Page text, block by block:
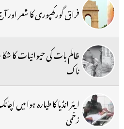
فراق گورکھپوری کا شعر اور
ظالم بات کی حیوانیات کا
ناک
زخمی